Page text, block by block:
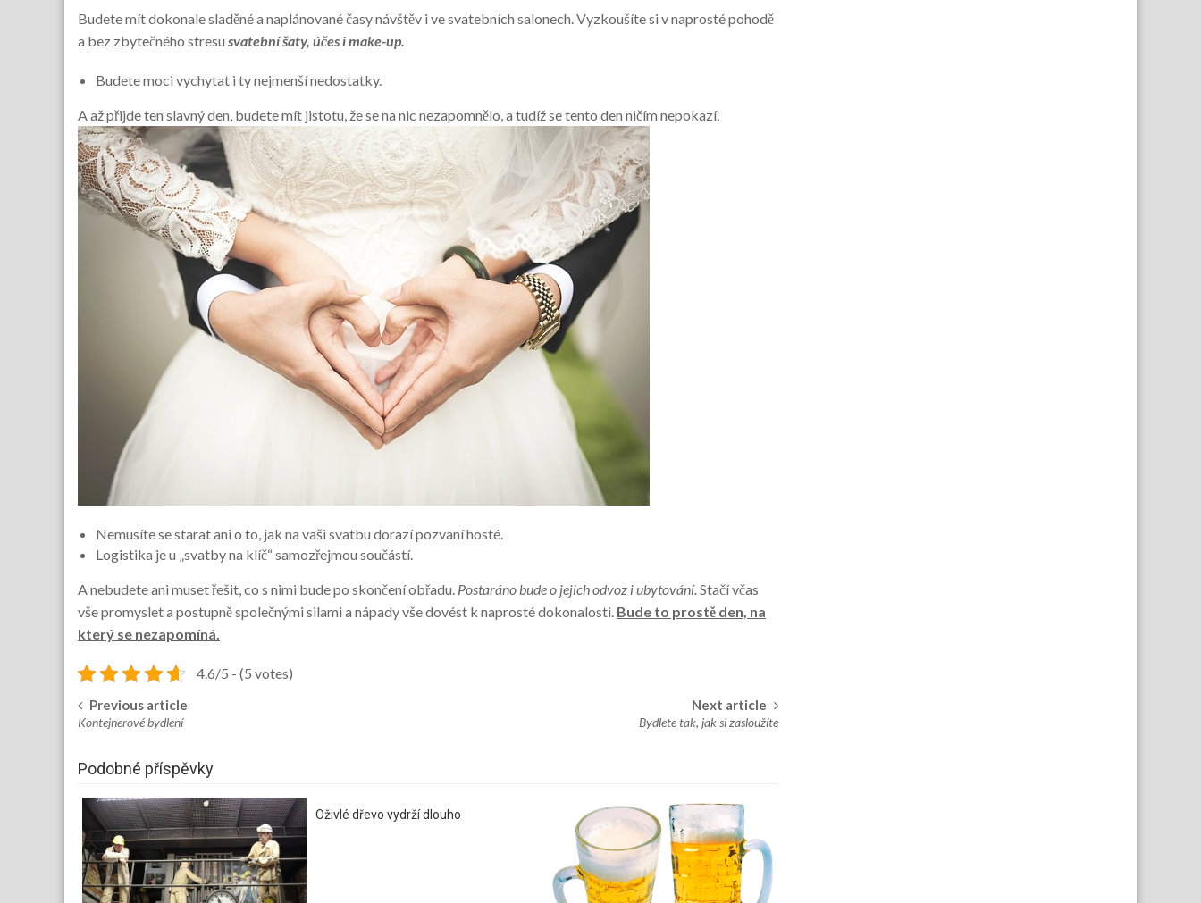
Budete mít dokonale sladěné a naplánované časy návštěv i ve svatebních salonech. Vyzkoušíte si v naprosté pohodě
a bez zbytečného stresu svatební šaty, účes i make-up.
Budete moci vychytat i ty nejmenší nedostatky.
A až přijde ten slavný den, budete mít jistotu, že se na nic nezapomnělo, a tudíž se tento den ničím nepokazí.
Nemusíte se starat ani o to, jak na vaši svatbu dorazí pozvaní hosté.
Logistika je u „svatby na klíč“ samozřejmou součástí.
A nebudete ani muset řešit, co s nimi bude po skončení obřadu. Postaráno bude o jejich odvoz i ubytování.Stačí včas
vše promyslet a postupně společnými silami a nápady vše dovést k naprosté dokonalosti. Bude to prostě den, na
který se nezapomíná.
4.6/5 - (5 votes)
Post
Previous article
Kontejnerové bydlení
Next article
Bydlete tak, jak si zasloužíte
Podobné příspěvky
Oživlé dřevo vydrží dlouho